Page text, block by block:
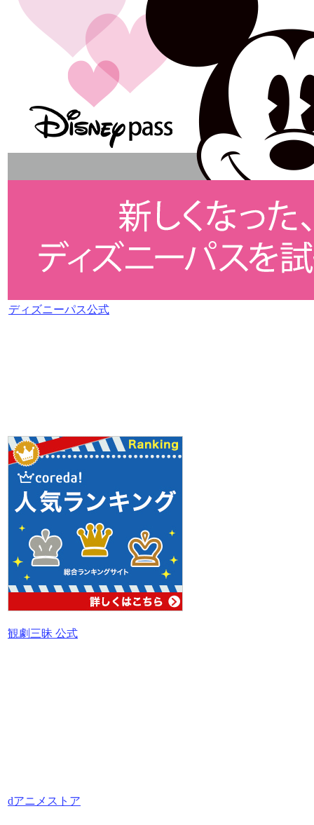
ディズニーパス公式
観劇三昧 公式
dアニメストア